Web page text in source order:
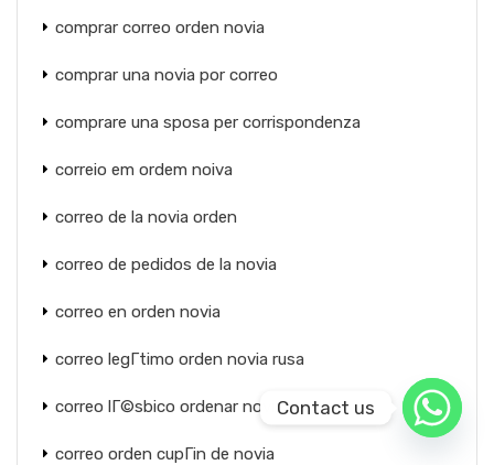
comprar correo orden novia
comprar una novia por correo
comprare una sposa per corrispondenza
correio em ordem noiva
correo de la novia orden
correo de pedidos de la novia
correo en orden novia
correo legГ­timo orden novia rusa
correo lГ©sbico ordenar novia reddit
correo orden cupГіn de novia
Contact us